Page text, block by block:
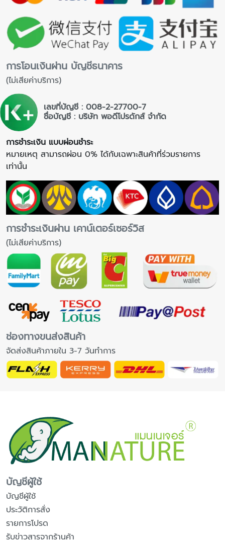
การโอนเงินผ่าน บัญชีธนาคาร
(ไม่เสียค่าบริการ)
เลขที่บัญชี : 008-2-27700-7
ชื่อบัญชี : บริษัท พอดีโปรดักส์ จำกัด
การชำระเงิน แบบผ่อนชำระ
หมายเหตุ สามารถผ่อน 0% ได้กับเฉพาะสินค้าที่ร่วมรายการ
เท่านั้น
การชำระเงินผ่าน เคาน์เตอร์เซอร์วิส
(ไม่เสียค่าบริการ)
ช่องทางขนส่งสินค้า
จัดส่งสินค้าภายใน 3-7 วันทำการ
บัญชีผู้ใช้
บัญชีผู้ใช้
ประวัติการสั่ง
รายการโปรด
รับข่าวสารจากร้านค้า